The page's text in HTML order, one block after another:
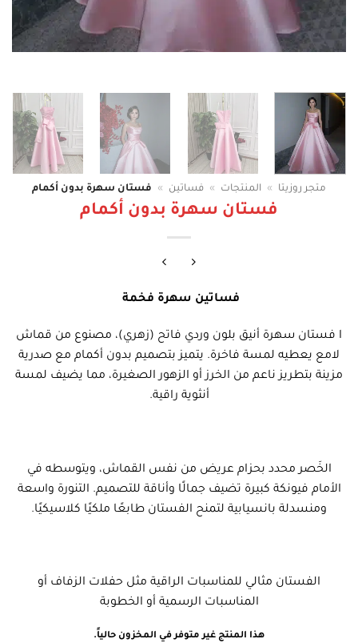
متجر روزيتا » المنتجات » فساتين » فستان سهرة بدون أكمام
فستان سهرة بدون أكمام
فساتين سهرة فخمة
ا فستان سهرة أنيق بلون وردي فاتح (زهري)، مصنوع من قماش
لامع يعطيه لمسة فاخرة. يتميز بتصميم بدون أكمام مع صدرية
مزينة بتطريز ناعم من الخرز أو الزهور الصغيرة، مما يضيف لمسة
أنثوية راقية.
الخَصر محدد بحزام عريض من نفس القماش، ويتوسطه في
الأمام فيونكة كبيرة تضيف جمالًا وأناقة للتصميم. التنورة واسعة
ومنسدلة بانسيابية لتمنح الفستان طابعًا ملكيًا كلاسيكيًا.
الفستان مثالي للمناسبات الراقية مثل حفلات الزفاف أو
المناسبات الرسمية أو الخطوبة
هذا المنتج غير متوفر في المخزون حالياً.